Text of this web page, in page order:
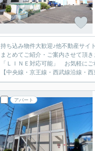
持ち込み物件大歓迎♪他不動産サイ
まとめてご紹介・ご案内させて頂
「ＬＩＮＥ対応可能」 お気軽に
【中央線・京王線・西武線沿線・
アパート